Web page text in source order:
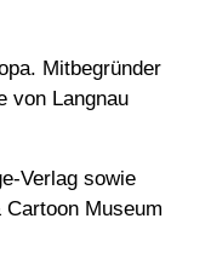
Mitbegründer
von Langnau
Verlag sowie
Museum